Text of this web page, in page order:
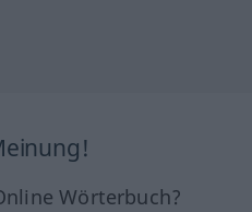
Wörterbuch?